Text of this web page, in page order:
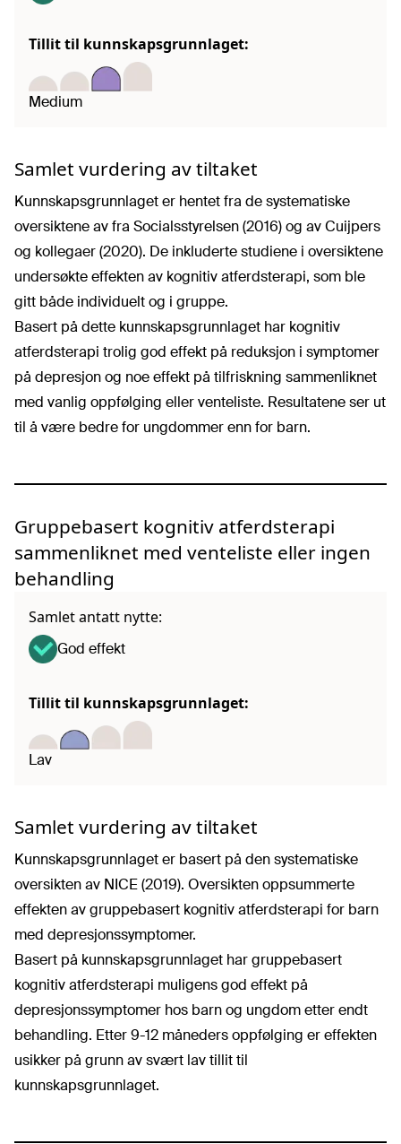
Tillit til kunnskapsgrunnlaget:
Medium
Samlet vurdering av tiltaket
Kunnskapsgrunnlaget er hentet fra de systematiske
oversiktene av fra Socialsstyrelsen (2016) og av Cuijpers
og kollegaer (2020). De inkluderte studiene i oversiktene
undersøkte effekten av kognitiv atferdsterapi, som ble
gitt både individuelt og i gruppe.
Basert på dette kunnskapsgrunnlaget har kognitiv
atferdsterapi trolig god effekt på reduksjon i symptomer
på depresjon og noe effekt på tilfriskning sammenliknet
med vanlig oppfølging eller venteliste. Resultatene ser ut
til å være bedre for ungdommer enn for barn.
Gruppebasert kognitiv atferdsterapi
sammenliknet med venteliste eller ingen
behandling
Samlet antatt nytte:
God effekt
Tillit til kunnskapsgrunnlaget:
Lav
Samlet vurdering av tiltaket
Kunnskapsgrunnlaget er basert på den systematiske
oversikten av NICE (2019). Oversikten oppsummerte
effekten av gruppebasert kognitiv atferdsterapi for barn
med depresjonssymptomer.
Basert på kunnskapsgrunnlaget har gruppebasert
kognitiv atferdsterapi muligens god effekt på
depresjonssymptomer hos barn og ungdom etter endt
behandling. Etter 9-12 måneders oppfølging er effekten
usikker på grunn av svært lav tillit til
kunnskapsgrunnlaget.